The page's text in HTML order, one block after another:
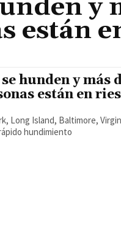
y
están
hunden y más
están en
Long Island, Baltimore,
hundimiento